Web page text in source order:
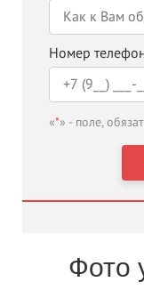
Номер
«*» - поле,
Фото